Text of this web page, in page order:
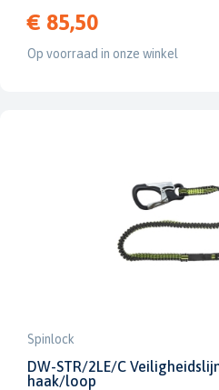
€ 85,50
Op voorraad in onze winkel
Spinlock
DW-STR/2LE/C
haak/loop